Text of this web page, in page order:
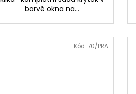
barvě okna na...
Kód: 70/PRA